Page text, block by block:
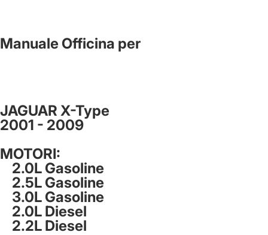
Manuale Officina per
JAGUAR X-Type
2001 - 2009
MOTORI:
2.0L Gasoline
2.5L Gasoline
3.0L Gasoline
2.0L Diesel
2.2L Diesel